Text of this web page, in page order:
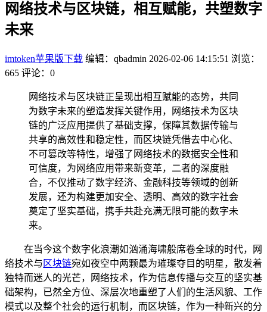
网络技术与区块链，相互赋能，共塑数字
未来
imtoken苹果版下载 编辑：qbadmin 2026-02-06 14:15:51 浏览：
665 评论：0
网络技术与区块链正呈现出相互赋能的态势，共同
为数字未来的塑造发挥关键作用，网络技术为区块
链的广泛应用提供了基础支撑，保障其数据传输与
共享的高效性和稳定性，而区块链凭借去中心化、
不可篡改等特性，增强了网络技术的数据安全性和
可信度，为网络应用带来新变革，二者的深度融
合，不仅推动了数字经济、金融科技等领域的创新
发展，还为构建更加安全、透明、高效的数字社会
奠定了坚实基础，携手共赴充满无限可能的数字未
来。
在当今这个数字化浪潮如汹涌海啸般席卷全球的时代，网
络技术与 区块链宛如夜空中两颗最为璀璨夺目的明星，散发着
独特而迷人的光芒，网络技术，作为信息传播与交互的坚实基
础架构，已然全方位、深层次地重塑了人们的生活风貌、工作
模式以及整个社会的运行机制，而区块链，作为一种新兴的分